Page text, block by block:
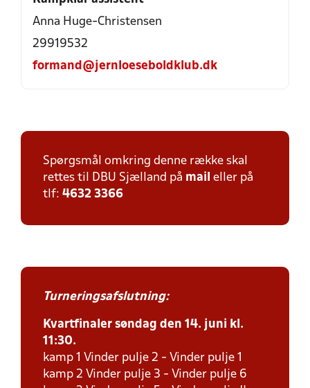
Anna Huge-Christensen
29919532
formand@jernloeseboldklub.dk
Spørgsmål omkring denne række skal
rettes til DBU Sjælland på mail eller på
tlf: 4632 3366
Turneringsafslutning:
Kvartfinaler søndag den 14. juni kl.
11:30.
kamp 1 Vinder pulje 2 - Vinder pulje 1
kamp 2 Vinder pulje 3 - Vinder pulje 6